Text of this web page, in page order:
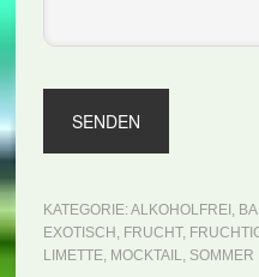
KATEGORIE: ALKOHOLFREI ,
EXOTISCH , FRUCHT,
LIMETTE, MOCKTAIL, SOMMER